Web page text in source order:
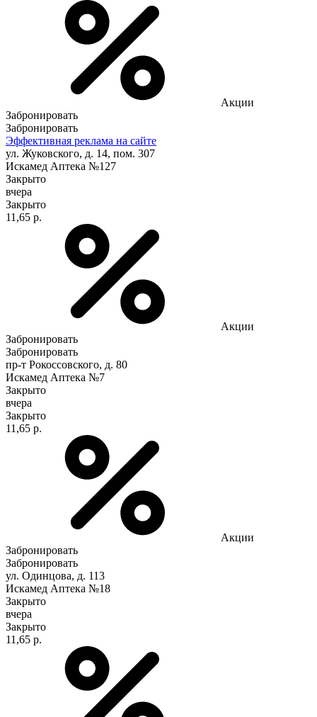
Акции
Забронировать
Забронировать
Эффективная реклама на сайте
ул. Жуковского, д. 14, пом. 307
Искамед Аптека №127
Закрыто
вчера
Закрыто
11,65 р.
Акции
Забронировать
Забронировать
пр-т Рокоссовского, д. 80
Искамед Аптека №7
Закрыто
вчера
Закрыто
11,65 р.
Акции
Забронировать
Забронировать
ул. Одинцова, д. 113
Искамед Аптека №18
Закрыто
вчера
Закрыто
11,65 р.